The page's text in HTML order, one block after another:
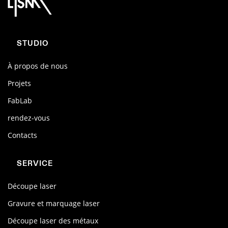
STUDIO
À propos de nous
Projets
FabLab
rendez-vous
Contacts
SERVICE
Découpe laser
Gravure et marquage laser
Découpe laser des métaux